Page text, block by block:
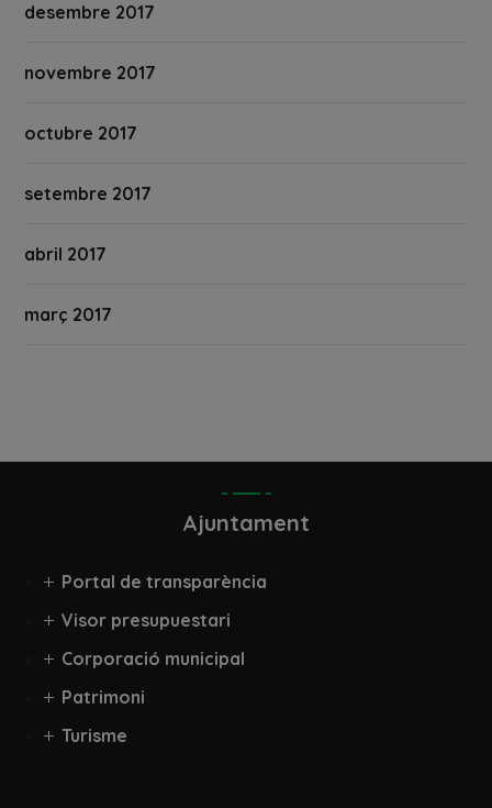
desembre 2017
novembre 2017
octubre 2017
setembre 2017
abril 2017
març 2017
Ajuntament
Portal de transparència
Visor presupuestari
Corporació municipal
Patrimoni
Turisme